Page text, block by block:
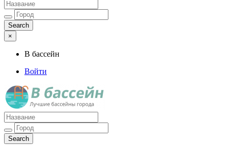
×
В бассейн
Войти
Лучшие бассейны города